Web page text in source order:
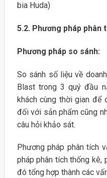
bia Huda)
5.2. Phương pháp phân
Phương pháp so sánh:
So sánh số liệu về
Blast trong 3 quý đầu
khách cùng thời gian để
đối với sản phẩm cũng
câu hỏi khảo sát.
Phương pháp phân tích
pháp phân tích thống kê,
đó tổng hợp thành các